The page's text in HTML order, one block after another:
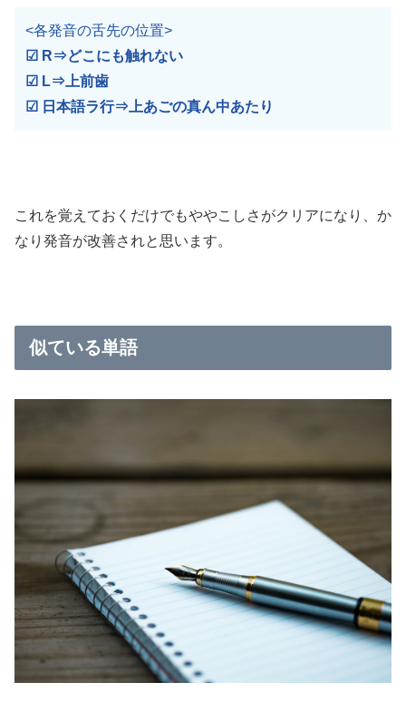
<各発音の舌先の位置>
☑ R⇒どこにも触れない
☑ L⇒上前歯
☑ 日本語ラ行⇒上あごの真ん中あたり
これを覚えておくだけでもややこしさがクリアになり、か
なり発音が改善されと思います。
似ている単語